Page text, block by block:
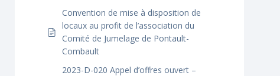
Convention de mise à disposition de
locaux au profit de l’association du
Comité de Jumelage de Pontault-
Combault
2023-D-020 Appel d’offres ouvert –